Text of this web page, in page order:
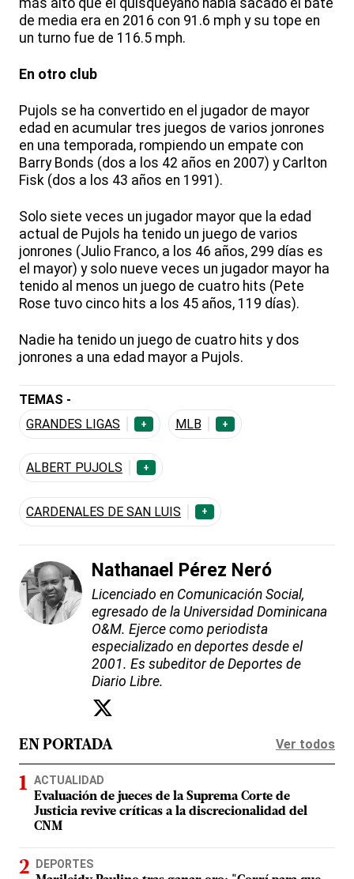
más alto que el quisqueyano había sacado el bate
de media era en 2016 con 91.6 mph y su tope en
un turno fue de 116.5 mph.
En otro club
Pujols se ha convertido en el jugador de mayor
edad en acumular tres juegos de varios jonrones
en una temporada, rompiendo un empate con
Barry Bonds (dos a los 42 años en 2007) y Carlton
Fisk (dos a los 43 años en 1991).
Solo siete veces un jugador mayor que la edad
actual de Pujols ha tenido un juego de varios
jonrones (Julio Franco, a los 46 años, 299 días es
el mayor) y solo nueve veces un jugador mayor ha
tenido al menos un juego de cuatro hits (Pete
Rose tuvo cinco hits a los 45 años, 119 días).
Nadie ha tenido un juego de cuatro hits y dos
jonrones a una edad mayor a Pujols.
TEMAS -
GRANDES LIGAS
+ MLB +
ALBERT PUJOLS +
CARDENALES DE SAN LUIS +
Nathanael Pérez Neró
Licenciado en Comunicación Social,
egresado de la Universidad Dominicana
O&M. Ejerce como periodista
especializado en deportes desde el
2001. Es subeditor de Deportes de
Diario Libre.
EN PORTADA Ver todos
ACTUALIDAD
Evaluación de jueces de la Suprema Corte de
Justicia revive críticas a la discrecionalidad del
CNM
DEPORTES